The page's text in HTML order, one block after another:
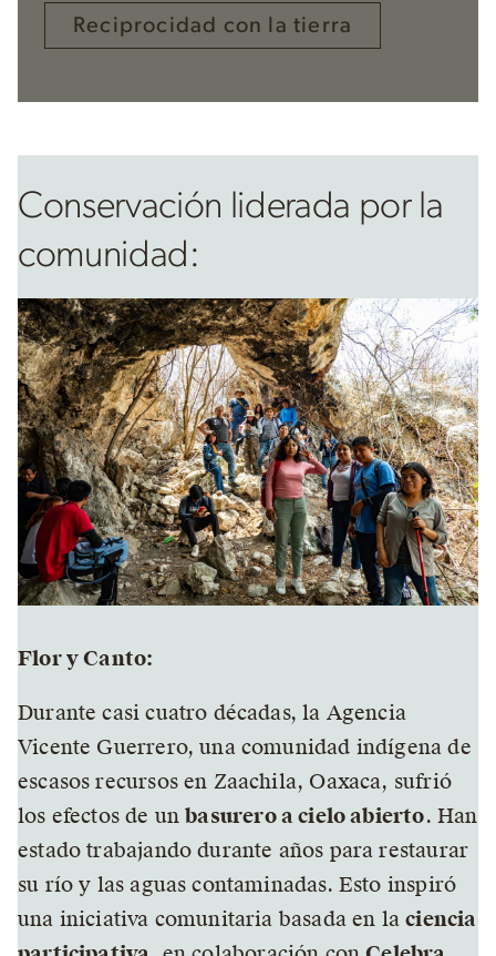
Reciprocidad con la tierra
Conservación liderada por la
comunidad:
Flor y Canto:
Durante casi cuatro décadas, la Agencia
Vicente Guerrero, una comunidad indígena de
escasos recursos en Zaachila, Oaxaca, sufrió
los efectos de unbasurero a cielo abierto. Han
estado trabajando durante años para restaurar
su río y las aguas contaminadas. Esto inspiró
una iniciativa comunitaria basada en laciencia